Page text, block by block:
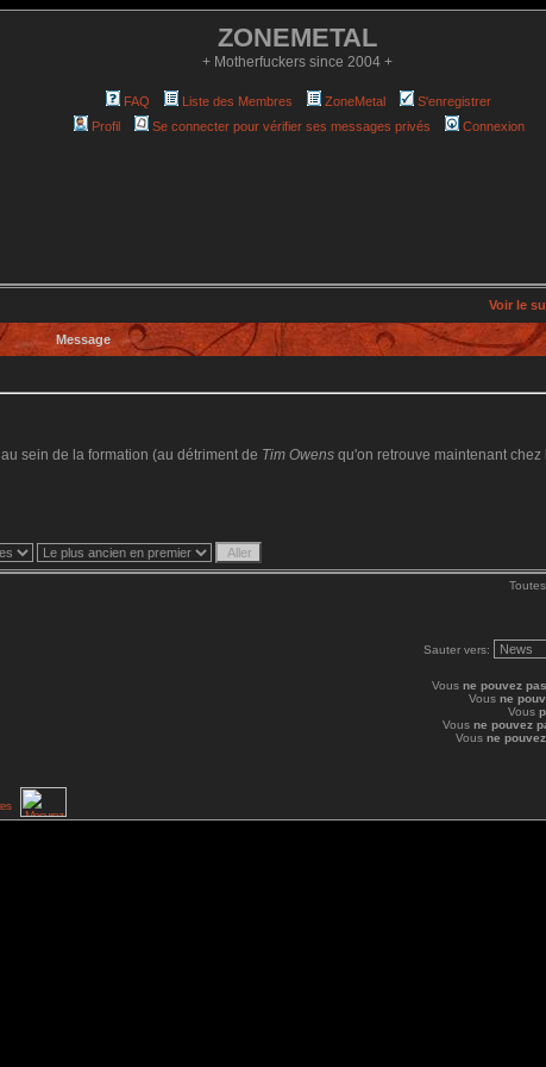
ZONEMETAL
+ Motherfuckers since 2004 +
FAQ Liste des Membres ZoneMetal
S'enregistrer
Profil
Se connecter pour vérifier ses messages privés Connexion
Voir le
Message
au sein de la formation (au détriment de Tim Owens qu'on retrouve maintenant chez
Sauter vers:
Vous ne pouvez pas
Vous ne
Vous
Vous ne pouvez
Vous ne